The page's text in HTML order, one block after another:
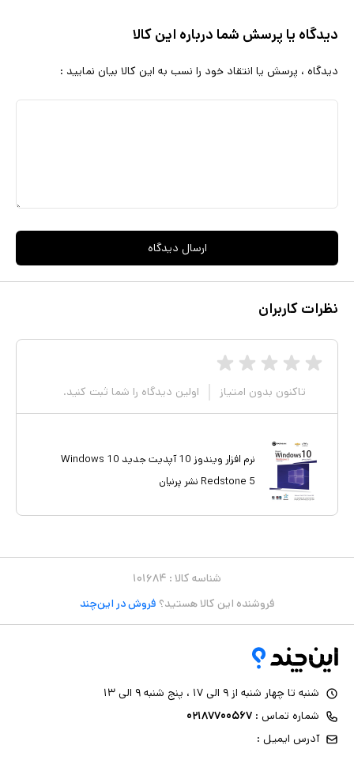
یکنواخت با یکدیگر ارتباط دارند و بدون نیاز به هیچ ابزار دیگری می‌توانند
مبنی بر Windows 10 این ویندوز شامل پنجمین آپدیت رسمی (Build
مکانی و بی نیاز از اینترنت بر روی هر کامپیوتری فعال می شود.
دیدگاه یا پرسش شما درباره این کالا
دیدگاه ، پرسش یا انتقاد خود را نسب به این کالا بیان نمایید :
ارسال دیدگاه
نظرات کاربران
تاکنون بدون امتیاز اولین دیدگاه را شما ثبت کنید.
نرم افزار ویندوز 10 آپدیت جدید Windows 10
Redstone 5 نشر پرنیان
شناسه کالا : ۱۰۱۶۸۴
فروشنده این کالا هستید؟ فروش در این‌چند
شنبه تا چهار شنبه از ۹ الی ۱۷ ، پنج شنبه ۹ الی ۱۳
شماره تماس : ۰۲۱۸۷۷۰۰۵۶۷
آدرس ایمیل :